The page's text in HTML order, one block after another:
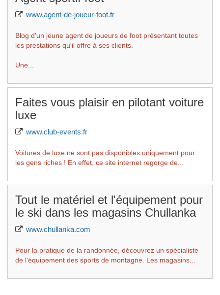
www.agent-de-joueur-foot.fr
Blog d'un jeune agent de joueurs de foot présentant toutes
les prestations qu'il offre à ses clients.
Une...
Faites vous plaisir en pilotant voiture
luxe
www.club-events.fr
Voitures de luxe ne sont pas disponibles uniquement pour
les gens riches ! En effet, ce site internet regorge de...
Tout le matériel et l'équipement pour
le ski dans les magasins Chullanka
www.chullanka.com
Pour la pratique de la randonnée, découvrez un spécialiste
de l'équipement des sports de montagne. Les magasins...